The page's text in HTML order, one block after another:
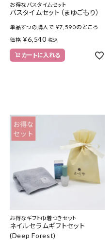
お得なバスタイムセット
バスタイムセット（まゆごもり）
単品ずつの購入で ¥7,590のところ
価格 ¥6,540 税込
カートに入れる
お得なギフト巾着つきセット
ネイルセラムギフトセット
(Deep Forest)